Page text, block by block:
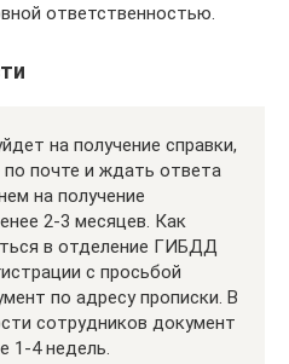
ответственностью.
на получение справки,
почте и ждать ответа
на получение
2-3 месяцев. Как
в отделение ГИБДД
с просьбой
по адресу прописки. В
сотрудников документ
1-4 недель.